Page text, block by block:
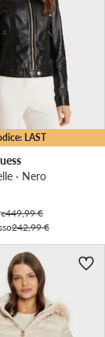
LAST
· Nero
449,99 €
242,99 €